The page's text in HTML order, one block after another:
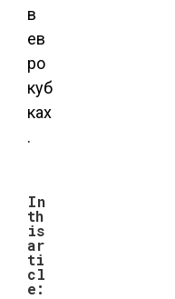
в
ев
ро
куб
ках
.
In
th
is
ar
ti
cl
e: